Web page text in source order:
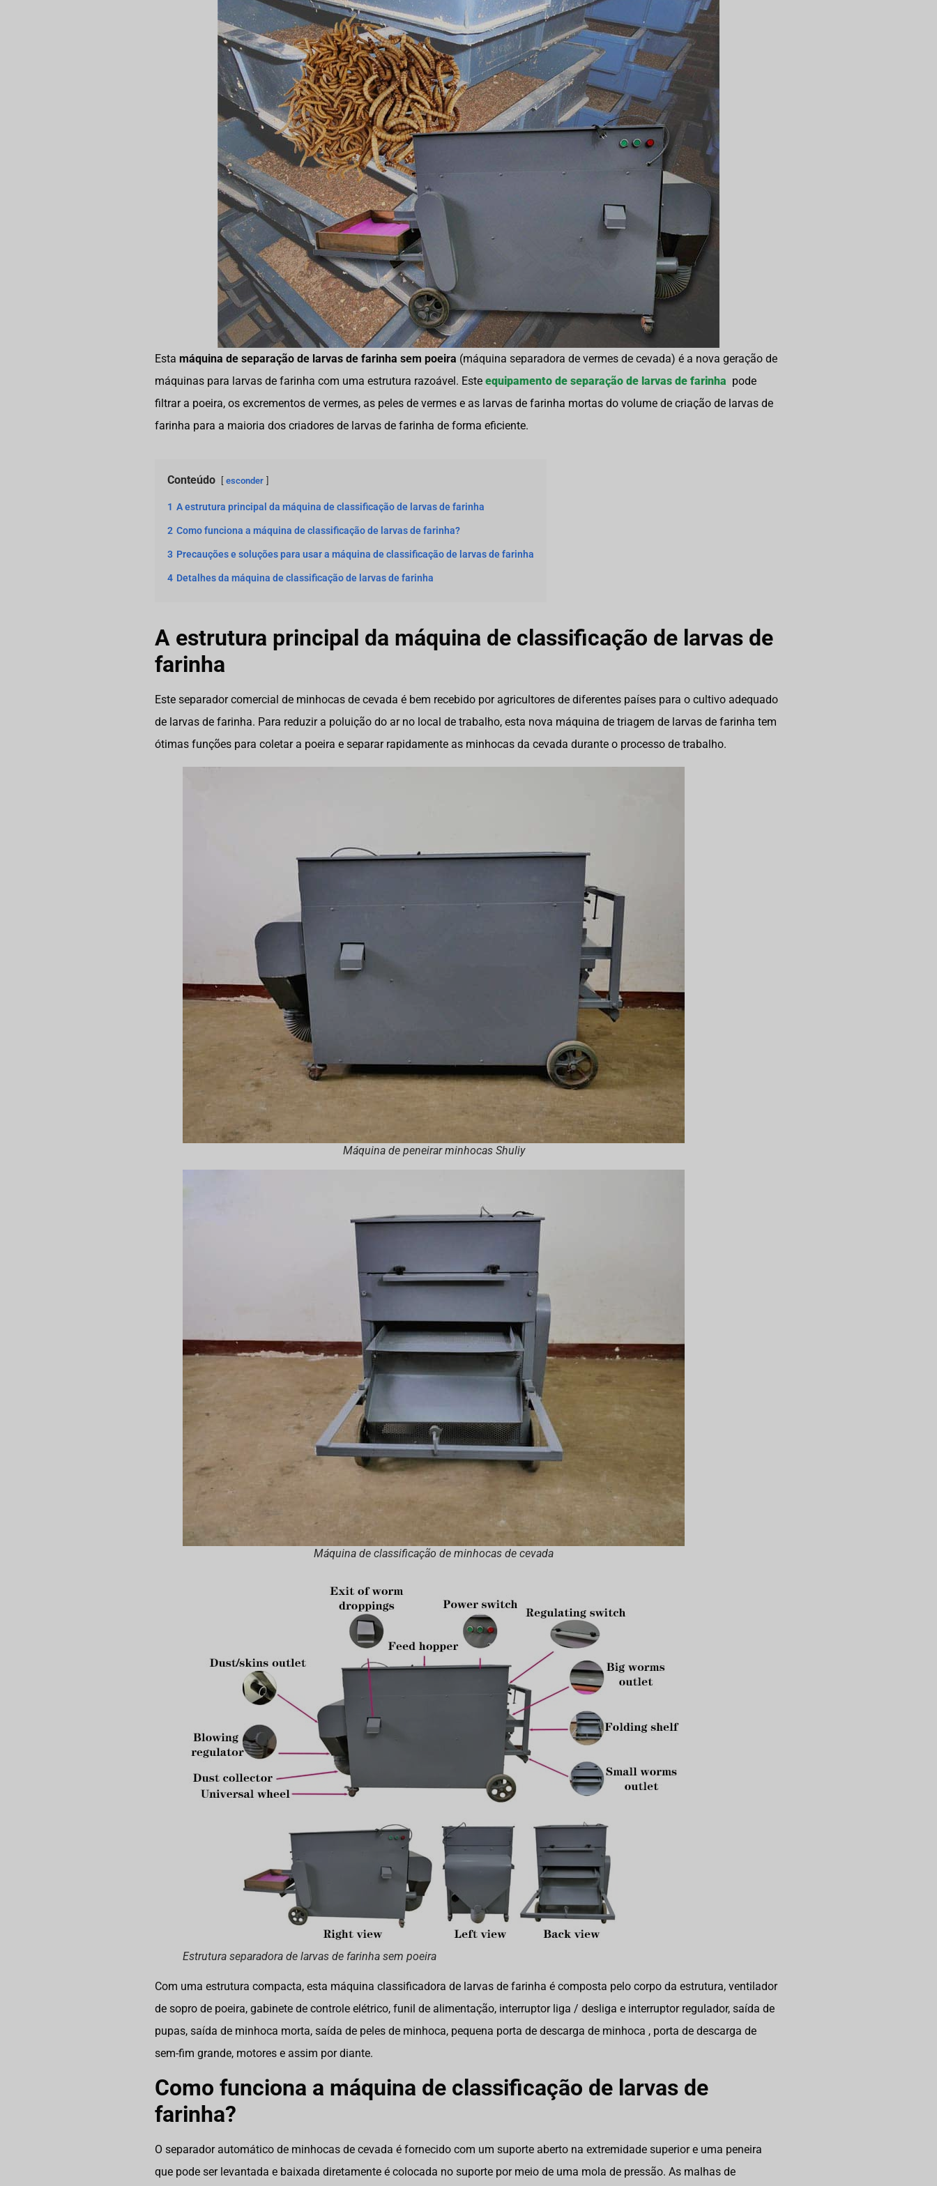
Esta máquina de separação de larvas de farinha sem poeira (máquina separadora de vermes de cevada) é a nova geração de
máquinas para larvas de farinha com uma estrutura razoável. Este equipamento de separação de larvas de farinha pode
filtrar a poeira, os excrementos de vermes, as peles de vermes e as larvas de farinha mortas do volume de criação de larvas de
farinha para a maioria dos criadores de larvas de farinha de forma eficiente.
Conteúdo esconder
1 A estrutura principal da máquina de classificação de larvas de farinha
2 Como funciona a máquina de classificação de larvas de farinha?
3 Precauções e soluções para usar a máquina de classificação de larvas de farinha
4 Detalhes da máquina de classificação de larvas de farinha
A estrutura principal da máquina de classificação de larvas de
farinha
Este separador comercial de minhocas de cevada é bem recebido por agricultores de diferentes países para o cultivo adequado
de larvas de farinha. Para reduzir a poluição do ar no local de trabalho, esta nova máquina de triagem de larvas de farinha tem
ótimas funções para coletar a poeira e separar rapidamente as minhocas da cevada durante o processo de trabalho.
Máquina de peneirar minhocas Shuliy
Máquina de classificação de minhocas de cevada
Estrutura separadora de larvas de farinha sem poeira
Com uma estrutura compacta, esta máquina classificadora de larvas de farinha é composta pelo corpo da estrutura, ventilador
de sopro de poeira, gabinete de controle elétrico, funil de alimentação, interruptor liga / desliga e interruptor regulador, saída de
pupas, saída de minhoca morta, saída de peles de minhoca, pequena porta de descarga de minhoca , porta de descarga de
sem-fim grande, motores e assim por diante.
Como funciona a máquina de classificação de larvas de
farinha?
O separador automático de minhocas de cevada é fornecido com um suporte aberto na extremidade superior e uma peneira
que pode ser levantada e baixada diretamente é colocada no suporte por meio de uma mola de pressão. As malhas de